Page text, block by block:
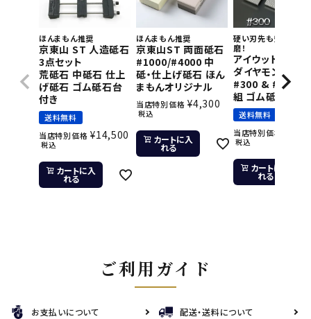
ほんまもん推奨
京東山 ST 人造砥石
3点セット
荒砥石 中砥石 仕上
げ砥石 ゴム砥石台
付き
送料無料
当店特別価格 ¥14,500
税込
カートに入
れる
ほんまもん推奨
京東山ST 両面砥石
#1000/#4000 中
砥・仕上げ砥石 ほん
まもんオリジナル
当店特別価格 ¥4,300
税込
カートに入
れる
硬い刃先も短時間で
磨！
アイウッド 片面
ダイヤモンド砥石
#300 & #800 2
組 ゴム砥石台付
送料無料
当店特別価格
税込
カートに入
れる
ご利用ガイド
お支払いについて 配送・送料について